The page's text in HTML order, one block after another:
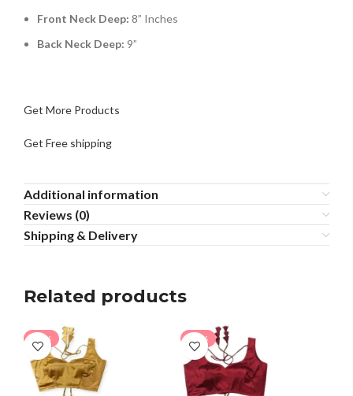
Front Neck Deep: 8” Inches
Back Neck Deep: 9”
Get More Products
Get Free shipping
Additional information
Reviews (0)
Shipping & Delivery
Related products
-30% -17%